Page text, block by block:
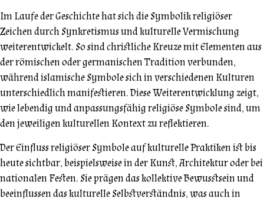
Im Laufe der Geschichte hat sich die Symbolik religiöser
Zeichen durch Synkretismus und kulturelle Vermischung
weiterentwickelt. So sind christliche Kreuze mit Elementen aus
der römischen oder germanischen Tradition verbunden,
während islamische Symbole sich in verschiedenen Kulturen
unterschiedlich manifestieren. Diese Weiterentwicklung zeigt,
wie lebendig und anpassungsfähig religiöse Symbole sind, um
den jeweiligen kulturellen Kontext zu reflektieren.
Der Einfluss religiöser Symbole auf kulturelle Praktiken ist bis
heute sichtbar, beispielsweise in der Kunst, Architektur oder bei
nationalen Festen. Sie prägen das kollektive Bewusstsein und
beeinflussen das kulturelle Selbstverständnis, was auch in